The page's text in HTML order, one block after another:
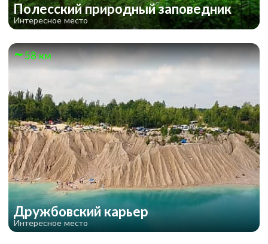
Полесский природный заповедник
Интересное место
58 км
Дружбовский карьер
Интересное место